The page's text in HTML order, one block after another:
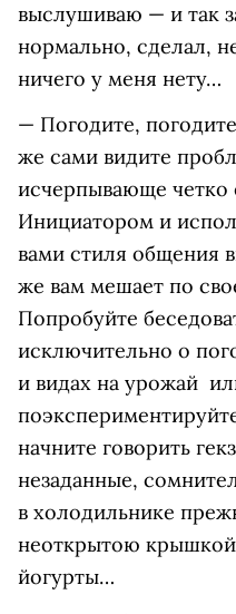
выслушиваю — и так
нормально, сделал,
ничего у меня нету…
— Погодите,
же сами видите
исчерпывающе четко
Инициатором и
вами стиля общения
же вам мешает по
Попробуйте
исключительно о
и видах на урожай
начните говорить
незаданные,
в холодильнике
неоткрытою
йогурты…